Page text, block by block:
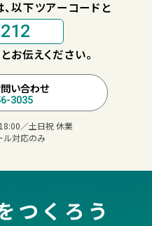
以下ツアーコードと
お伝えください。
い合わせ
3035
／土日祝 休業
対応のみ
つくろう